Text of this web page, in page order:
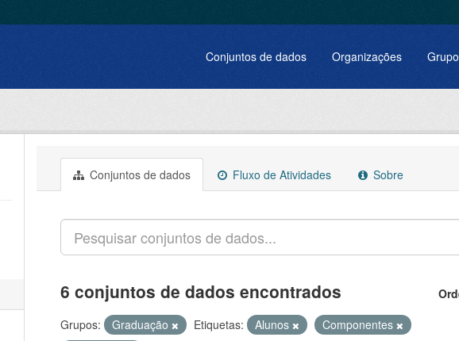
Conjuntos de dados Organizações
Conjuntos de dados Fluxo de Atividades Sobre
6 conjuntos de dados encontrados
Grupos: Graduação Etiquetas: Alunos
Componentes